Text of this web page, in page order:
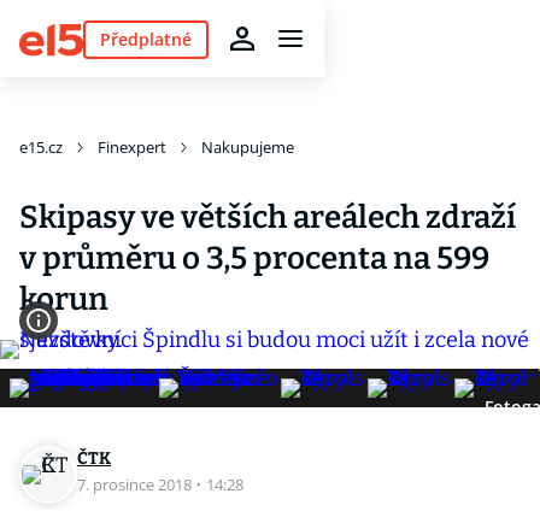
Předplatné
e15.cz Finexpert Nakupujeme
Skipasy ve větších areálech zdraží
v průměru o 3,5 procenta na 599
korun
ČTK
7. prosince 2018 · 14:28